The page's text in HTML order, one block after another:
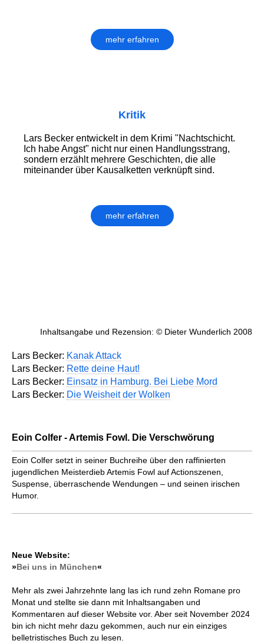
mehr erfahren
Kritik
Lars Becker entwickelt in dem Krimi "Nachtschicht.
Ich habe Angst" nicht nur einen Handlungsstrang,
sondern erzählt mehrere Geschichten, die alle
miteinander über Kausalketten verknüpft sind.
mehr erfahren
Inhaltsangabe und Rezension: © Dieter Wunderlich 2008
Lars Becker: Kanak Attack
Lars Becker: Rette deine Haut!
Lars Becker: Einsatz in Hamburg. Bei Liebe Mord
Lars Becker: Die Weisheit der Wolken
Eoin Colfer - Artemis Fowl. Die Verschwörung
Eoin Colfer setzt in seiner Buchreihe über den raffinierten
jugendlichen Meisterdieb Artemis Fowl auf Actionszenen,
Suspense, überraschende Wendungen – und seinen irischen
Humor.
Neue Website:
»Bei uns in München«
Mehr als zwei Jahrzehnte lang las ich rund zehn Romane pro
Monat und stellte sie dann mit Inhaltsangaben und
Kommentaren auf dieser Website vor. Aber seit November 2024
bin ich nicht mehr dazu gekommen, auch nur ein einziges
belletristisches Buch zu lesen.